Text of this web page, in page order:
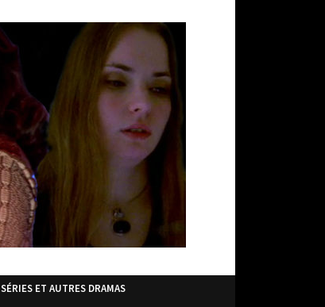
SÉRIES ET AUTRES DRAMAS